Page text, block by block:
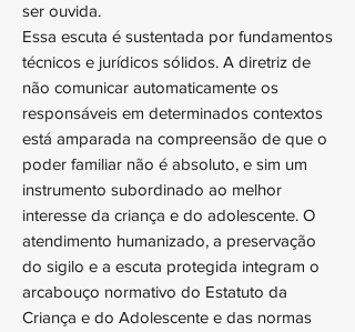
ser ouvida.
Essa escuta é sustentada por fundamentos
técnicos e jurídicos sólidos. A diretriz de
não comunicar automaticamente os
responsáveis em determinados contextos
está amparada na compreensão de que o
poder familiar não é absoluto, e sim um
instrumento subordinado ao melhor
interesse da criança e do adolescente. O
atendimento humanizado, a preservação
do sigilo e a escuta protegida integram o
arcabouço normativo do Estatuto da
Criança e do Adolescente e das normas